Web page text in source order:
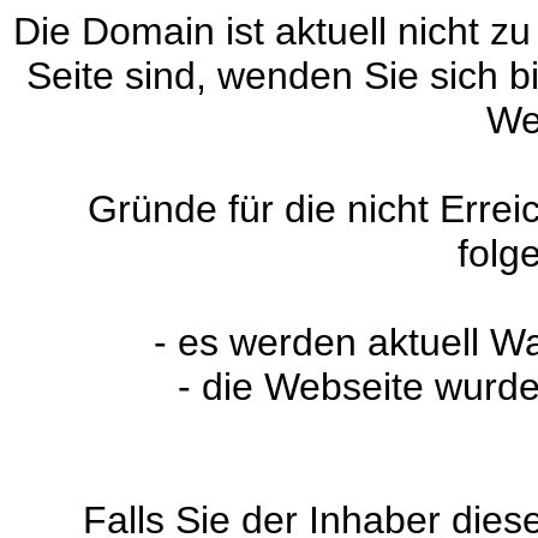
Die Domain ist aktuell nicht
Seite sind, wenden Sie sich
Gründe für die nicht
- es werden aktuell
- die Webseite
Falls Sie der Inhaber